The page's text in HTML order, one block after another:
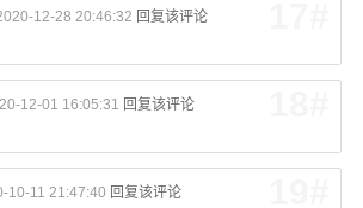
12-28 20:46:32 回复该评论
12-01 16:05:31 回复该评论
10-11 21:47:40 回复该评论